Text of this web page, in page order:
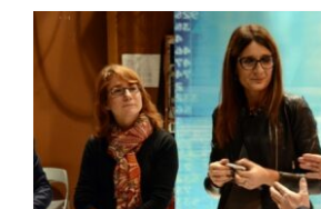
Biografia
Eventi
Curiosità e aforismi